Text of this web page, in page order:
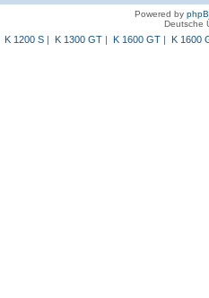
Powered by
Deutsche
K 1200 S| K 1300 GT| K 1600 GT| K 1600